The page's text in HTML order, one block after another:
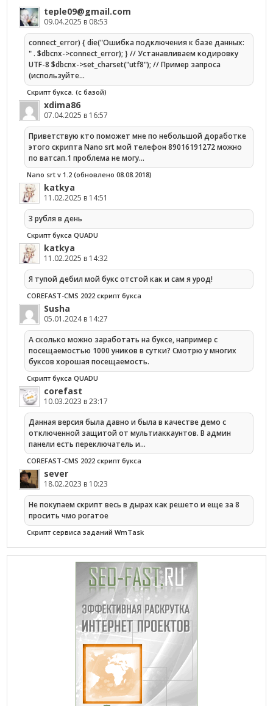
teple09@gmail.com
09.04.2025 в 08:53
connect_error) { die("Ошибка подключения к базе данных:
" . $dbcnx->connect_error); } // Устанавливаем кодировку
UTF-8 $dbcnx->set_charset("utf8"); // Пример запроса
(используйте…
Скрипт букса. (с базой)
xdima86
07.04.2025 в 16:57
Приветствую кто поможет мне по небольшой доработке
этого скрипта Nano srt мой телефон 89016191272 можно
по ватсап.1 проблема не могу…
Nano srt v 1.2 (обновлено 08.08.2018)
katkya
11.02.2025 в 14:51
3 рубля в день
Скрипт букса QUADU
katkya
11.02.2025 в 14:32
Я тупой дебил мой букс отстой как и сам я урод!
COREFAST-CMS 2022 скрипт букса
Susha
05.01.2024 в 14:27
А сколько можно заработать на буксе, например с
посещаемостью 1000 уников в сутки? Смотрю у многих
буксов хорошая посещаемость.
Скрипт букса QUADU
corefast
10.03.2023 в 23:17
Данная версия была давно и была в качестве демо с
отключенной защитой от мультиаккаунтов. В админ
панели есть переключатель и…
COREFAST-CMS 2022 скрипт букса
sever
18.02.2023 в 10:23
Не покупаем скрипт весь в дырах как решето и еще за 8
просить чмо рогатое
Cкрипт сервиса заданий WmTask